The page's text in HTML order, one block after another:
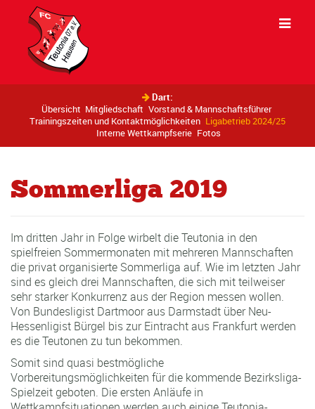
Dart:
Übersicht Mitgliedschaft Vorstand & Mannschaftsführer
Trainingszeiten und Kontaktmöglichkeiten Ligabetrieb 2024/25
Interne Wettkampfserie Fotos
Sommerliga 2019
Im dritten Jahr in Folge wirbelt die Teutonia in den
spielfreien Sommermonaten mit mehreren Mannschaften
die privat organisierte Sommerliga auf. Wie im letzten Jahr
sind es gleich drei Mannschaften, die sich mit teilweiser
sehr starker Konkurrenz aus der Region messen wollen.
Von Bundesligist Dartmoor aus Darmstadt über Neu-
Hessenligist Bürgel bis zur Eintracht aus Frankfurt werden
es die Teutonen zu tun bekommen.
Somit sind quasi bestmögliche
Vorbereitungsmöglichkeiten für die kommende Bezirksliga-
Spielzeit geboten. Die ersten Anläufe in